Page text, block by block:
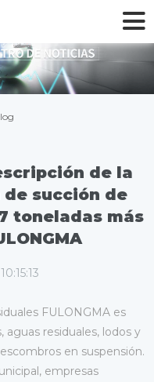
de la
succión de
toneladas más
FULONGMA es
aguas residuales, lodos y
en suspensión.
empresas